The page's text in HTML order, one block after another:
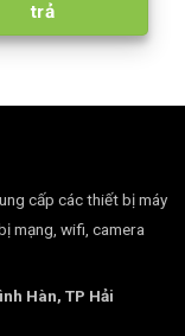
trả
cấp các thiết bị máy
mạng, wifi, camera
Hàn, TP Hải